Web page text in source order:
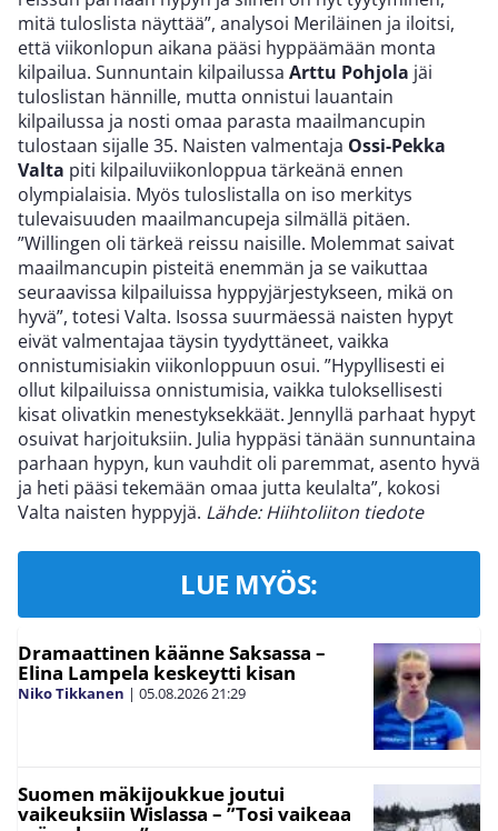
mitä tuloslista näyttää”, analysoi Meriläinen ja iloitsi,
että viikonlopun aikana pääsi hyppäämään monta
kilpailua. Sunnuntain kilpailussa Arttu Pohjola jäi
tuloslistan hännille, mutta onnistui lauantain
kilpailussa ja nosti omaa parasta maailmancupin
tulostaan sijalle 35. Naisten valmentaja Ossi-Pekka
Valta piti kilpailuviikonloppua tärkeänä ennen
olympialaisia. Myös tuloslistalla on iso merkitys
tulevaisuuden maailmancupeja silmällä pitäen.
”Willingen oli tärkeä reissu naisille. Molemmat saivat
maailmancupin pisteitä enemmän ja se vaikuttaa
seuraavissa kilpailuissa hyppyjärjestykseen, mikä on
hyvä”, totesi Valta. Isossa suurmäessä naisten hypyt
eivät valmentajaa täysin tyydyttäneet, vaikka
onnistumisiakin viikonloppuun osui. ”Hypyllisesti ei
ollut kilpailuissa onnistumisia, vaikka tuloksellisesti
kisat olivatkin menestyksekkäät. Jennyllä parhaat hypyt
osuivat harjoituksiin. Julia hyppäsi tänään sunnuntaina
parhaan hypyn, kun vauhdit oli paremmat, asento hyvä
ja heti pääsi tekemään omaa jutta keulalta”, kokosi
Valta naisten hyppyjä. Lähde: Hiihtoliiton tiedote
LUE MYÖS:
Dramaattinen käänne Saksassa –
Elina Lampela keskeytti kisan
Niko Tikkanen | 05.08.202621:29
Suomen mäkijoukkue joutui
vaikeuksiin Wislassa – ”Tosi vaikeaa